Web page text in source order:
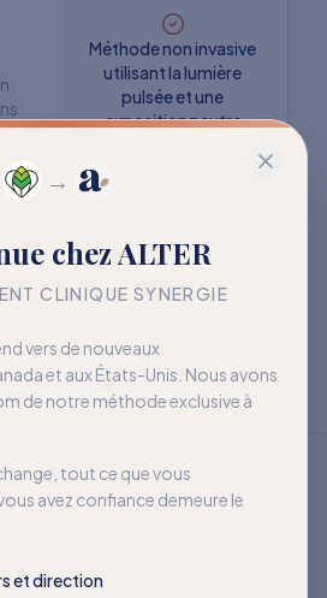
→
chez ALTER
CLINIQUE SYNERGIE
vers de nouveaux
et aux États-Unis. Nous avons
de notre méthode exclusive à
tout ce que vous
avez confiance demeure le
et direction
Méthode non invasive
utilisant la lumière
pulsée et une
exposition neutre
davantage de liberté